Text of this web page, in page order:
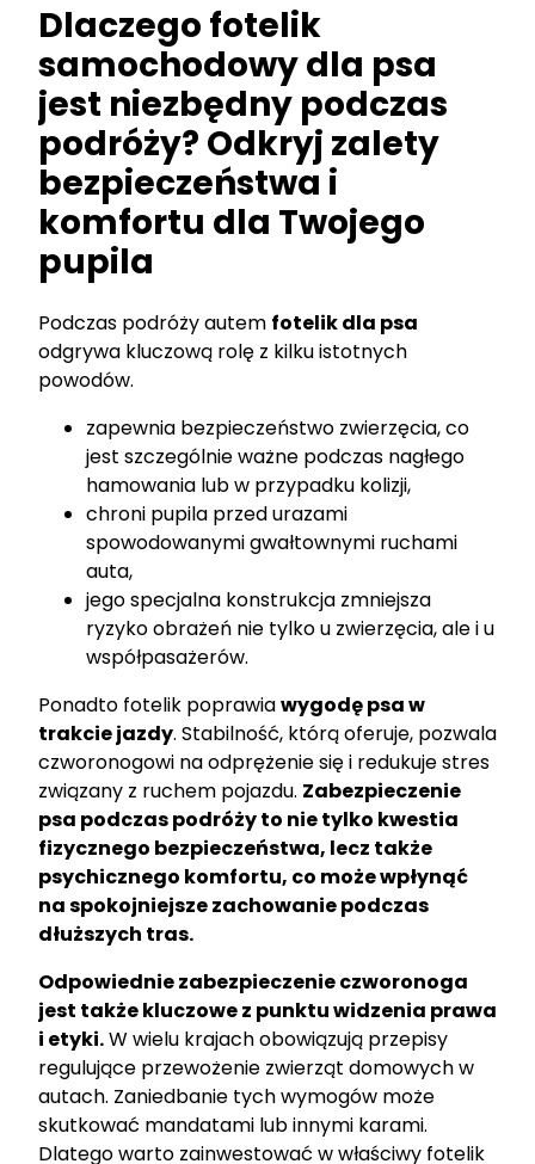
Dlaczego fotelik
samochodowy dla psa
jest niezbędny podczas
podróży? Odkryj zalety
bezpieczeństwa i
komfortu dla Twojego
pupila
Podczas podróży autem fotelik dla psa
odgrywa kluczową rolę z kilku istotnych
powodów.
zapewnia bezpieczeństwo zwierzęcia, co
jest szczególnie ważne podczas nagłego
hamowania lub w przypadku kolizji,
chroni pupila przed urazami
spowodowanymi gwałtownymi ruchami
auta,
jego specjalna konstrukcja zmniejsza
ryzyko obrażeń nie tylko u zwierzęcia, ale i u
współpasażerów.
Ponadto fotelik poprawiawygodę psa w
trakcie jazdy. Stabilność, którą oferuje, pozwala
czworonogowi na odprężenie się i redukuje stres
związany z ruchem pojazdu. Zabezpieczenie
psa podczas podróży to nie tylko kwestia
fizycznego bezpieczeństwa, lecz także
psychicznego komfortu, co może wpłynąć
na spokojniejsze zachowanie podczas
dłuższych tras.
Odpowiednie zabezpieczenie czworonoga
jest także kluczowe z punktu widzenia prawa
i etyki.W wielu krajach obowiązują przepisy
regulujące przewożenie zwierząt domowych w
autach. Zaniedbanie tych wymogów może
skutkować mandatami lub innymi karami.
Dlatego warto zainwestować w właściwy fotelik